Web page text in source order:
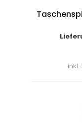
inkl.